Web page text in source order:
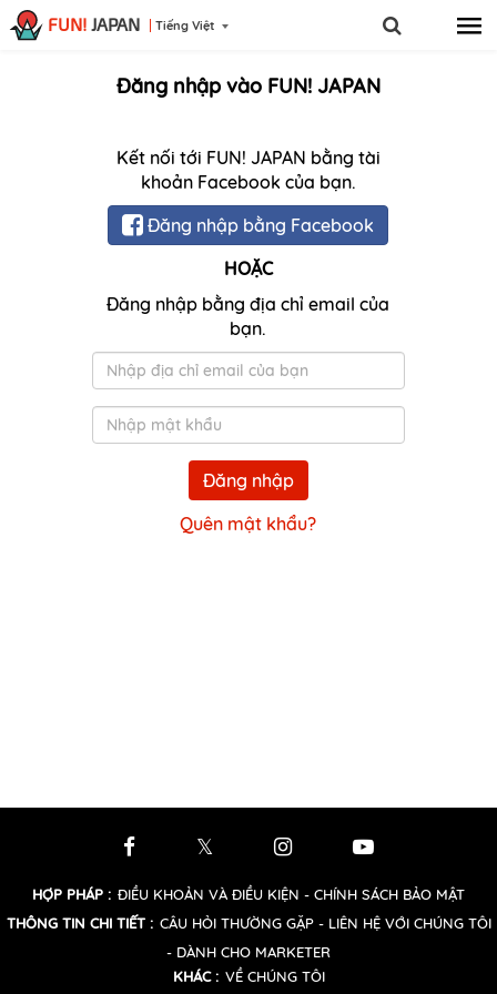
FUN! JAPAN Tiếng Việt
Đăng nhập vào FUN! JAPAN
Kết nối tới FUN! JAPAN bằng tài
khoản Facebook của bạn.
Đăng nhập bằng Facebook
HOẶC
Đăng nhập bằng địa chỉ email của
bạn.
Email
khẩu
Đăng nhập
Quên mật khẩu?
HỢP PHÁP : ĐIỀU KHOẢN VÀ ĐIỀU KIỆN - CHÍNH SÁCH BẢO MẬT
THÔNG TIN CHI TIẾT : CÂU HỎI THƯỜNG GẶP - LIÊN HỆ VỚI CHÚNG TÔI
- DÀNH CHO MARKETER
KHÁC : VỀ CHÚNG TÔI